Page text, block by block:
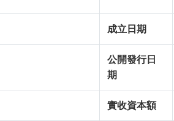
成立日期
公開發行日
期
實收資本額